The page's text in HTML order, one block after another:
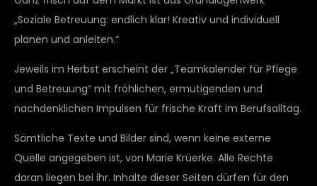
„Soziale Betreuung: endlich klar! Kreativ und individuell
planen und anleiten.“
Jeweils im Herbst erscheint der „Teamkalender für Pflege
und Betreuung“ mit fröhlichen, ermutigenden und
nachdenklichen Impulsen für frische Kraft im Berufsalltag.
Sämtliche Texte und Bilder sind, wenn keine externe
Quelle angegeben ist, von Marie Krüerke. Alle Rechte
daran liegen bei ihr. Inhalte dieser Seiten dürfen für den